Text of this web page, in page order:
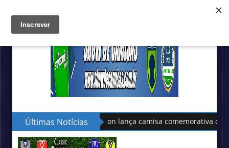
Últimas Notícias Puma apresenta as novas